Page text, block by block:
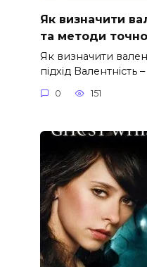
Як визначити
та методи
Як визначити
підхід Валентність –
0 151